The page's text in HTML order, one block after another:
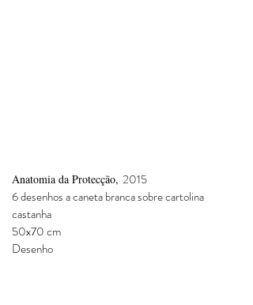
Anatomia da Protecção, 2015
6 desenhos a caneta branca sobre cartolina
castanha
50x70 cm
Desenho